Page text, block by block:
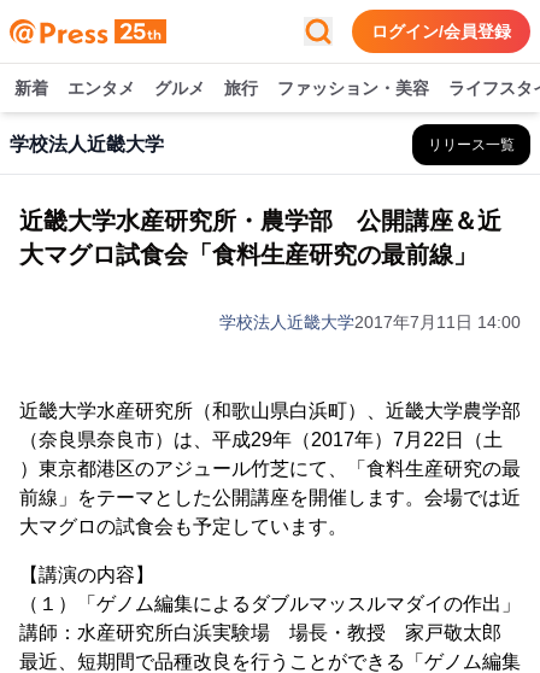
ログイン/会員登録
新着 エンタメ グルメ 旅行 ファッション・美容 ライフスタ
学校法人近畿大学 リリース一覧
近畿大学水産研究所・農学部 公開講座＆近
大マグロ試食会「食料生産研究の最前線」
学校法人近畿大学2017年7月11日 14:00
近畿大学水産研究所（和歌山県白浜町）、近畿大学農学部
（奈良県奈良市）は、平成29年（2017年）7月22日（土
）東京都港区のアジュール竹芝にて、「食料生産研究の最
前線」をテーマとした公開講座を開催します。会場では近
大マグロの試食会も予定しています。
【講演の内容】
（１）「ゲノム編集によるダブルマッスルマダイの作出」
講師：水産研究所白浜実験場 場長・教授 家戸敬太郎
最近、短期間で品種改良を行うことができる「ゲノム編集